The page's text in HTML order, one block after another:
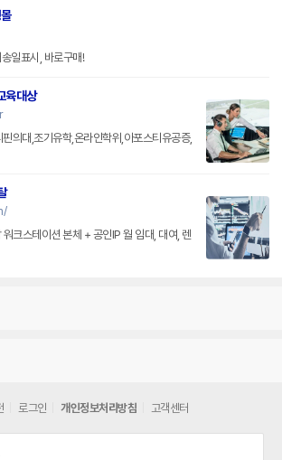
일표시, 바로구매!
육대상
의대,조기유학,온라인학위,아포스티유공증,
크스테이션 본체 + 공인IP 월 임대, 대여, 렌
로그인 개인정보처리방침 고객센터